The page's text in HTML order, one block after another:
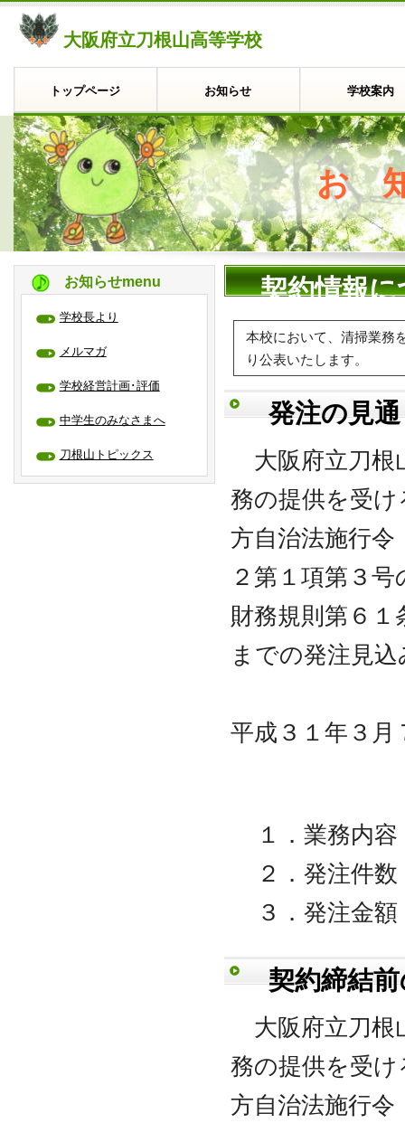
大阪府立刀根山高等学校
トップページ お知らせ 学校案内
お
契約情報に
本校において、清掃業務
り公表いたします。
発注の見通
大阪府立刀根
務の提供を受
方自治法施行令
２第１項第３
財務規則第６
までの発注見
平成３１年３月
１．業務内
２．発注件
３．発注金
契約締結前
大阪府立刀根
務の提供を受
方自治法施行令
お知らせmenu
学校長より
メルマガ
学校経営計画･評価
中学生のみなさまへ
刀根山トピックス